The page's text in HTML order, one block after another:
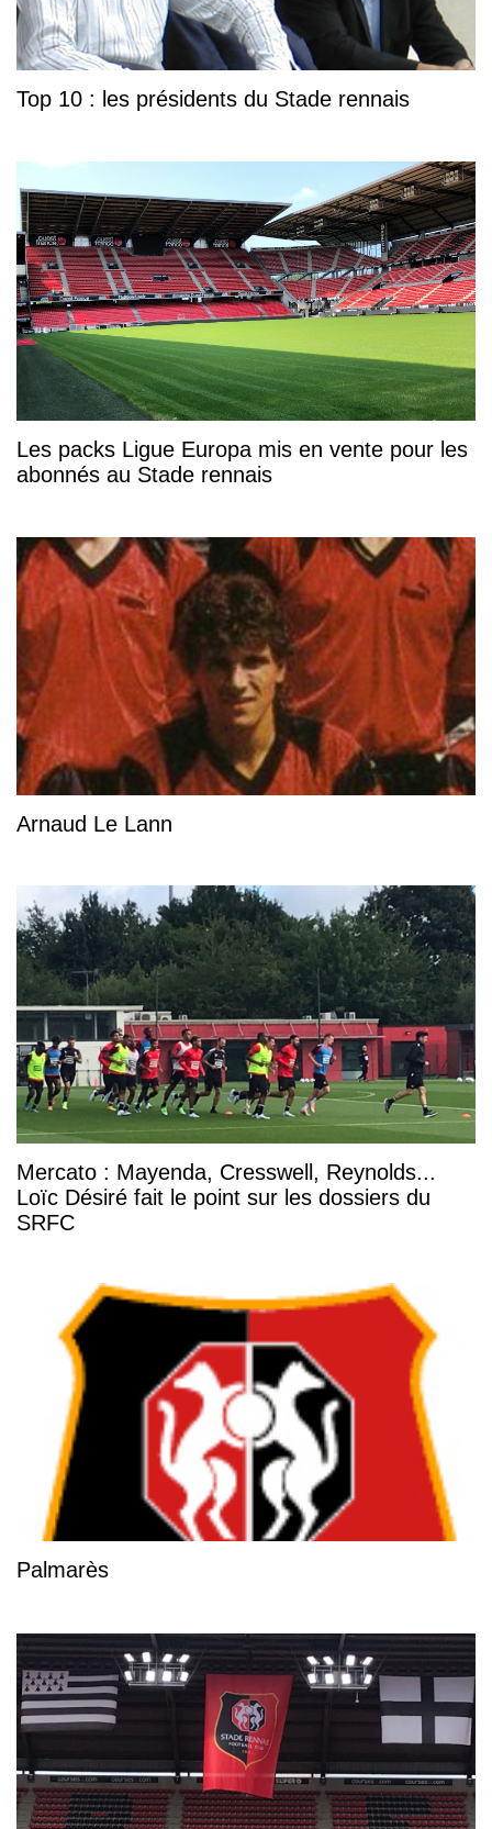
Top 10 : les présidents du Stade rennais
Les packs Ligue Europa mis en vente pour les
abonnés au Stade rennais
Arnaud Le Lann
Mercato : Mayenda, Cresswell, Reynolds...
Loïc Désiré fait le point sur les dossiers du
SRFC
Palmarès